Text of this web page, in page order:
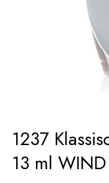
1237
13 ml